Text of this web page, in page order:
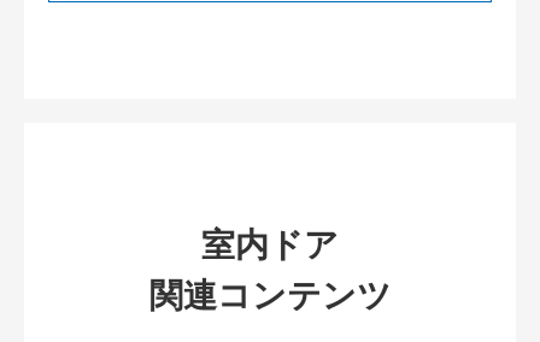
室内ドア
関連コンテンツ